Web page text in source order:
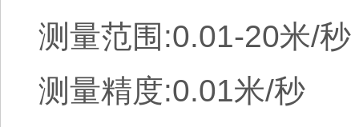
测量范围:0.01-20米/秒
测量精度:0.01米/秒